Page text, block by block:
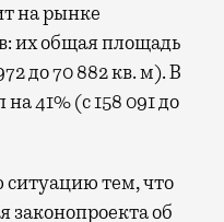
на рынке
их общая площадь
до 70 882 кв. м). В
41% (с 158 091 до
тем, что
законопроекта об